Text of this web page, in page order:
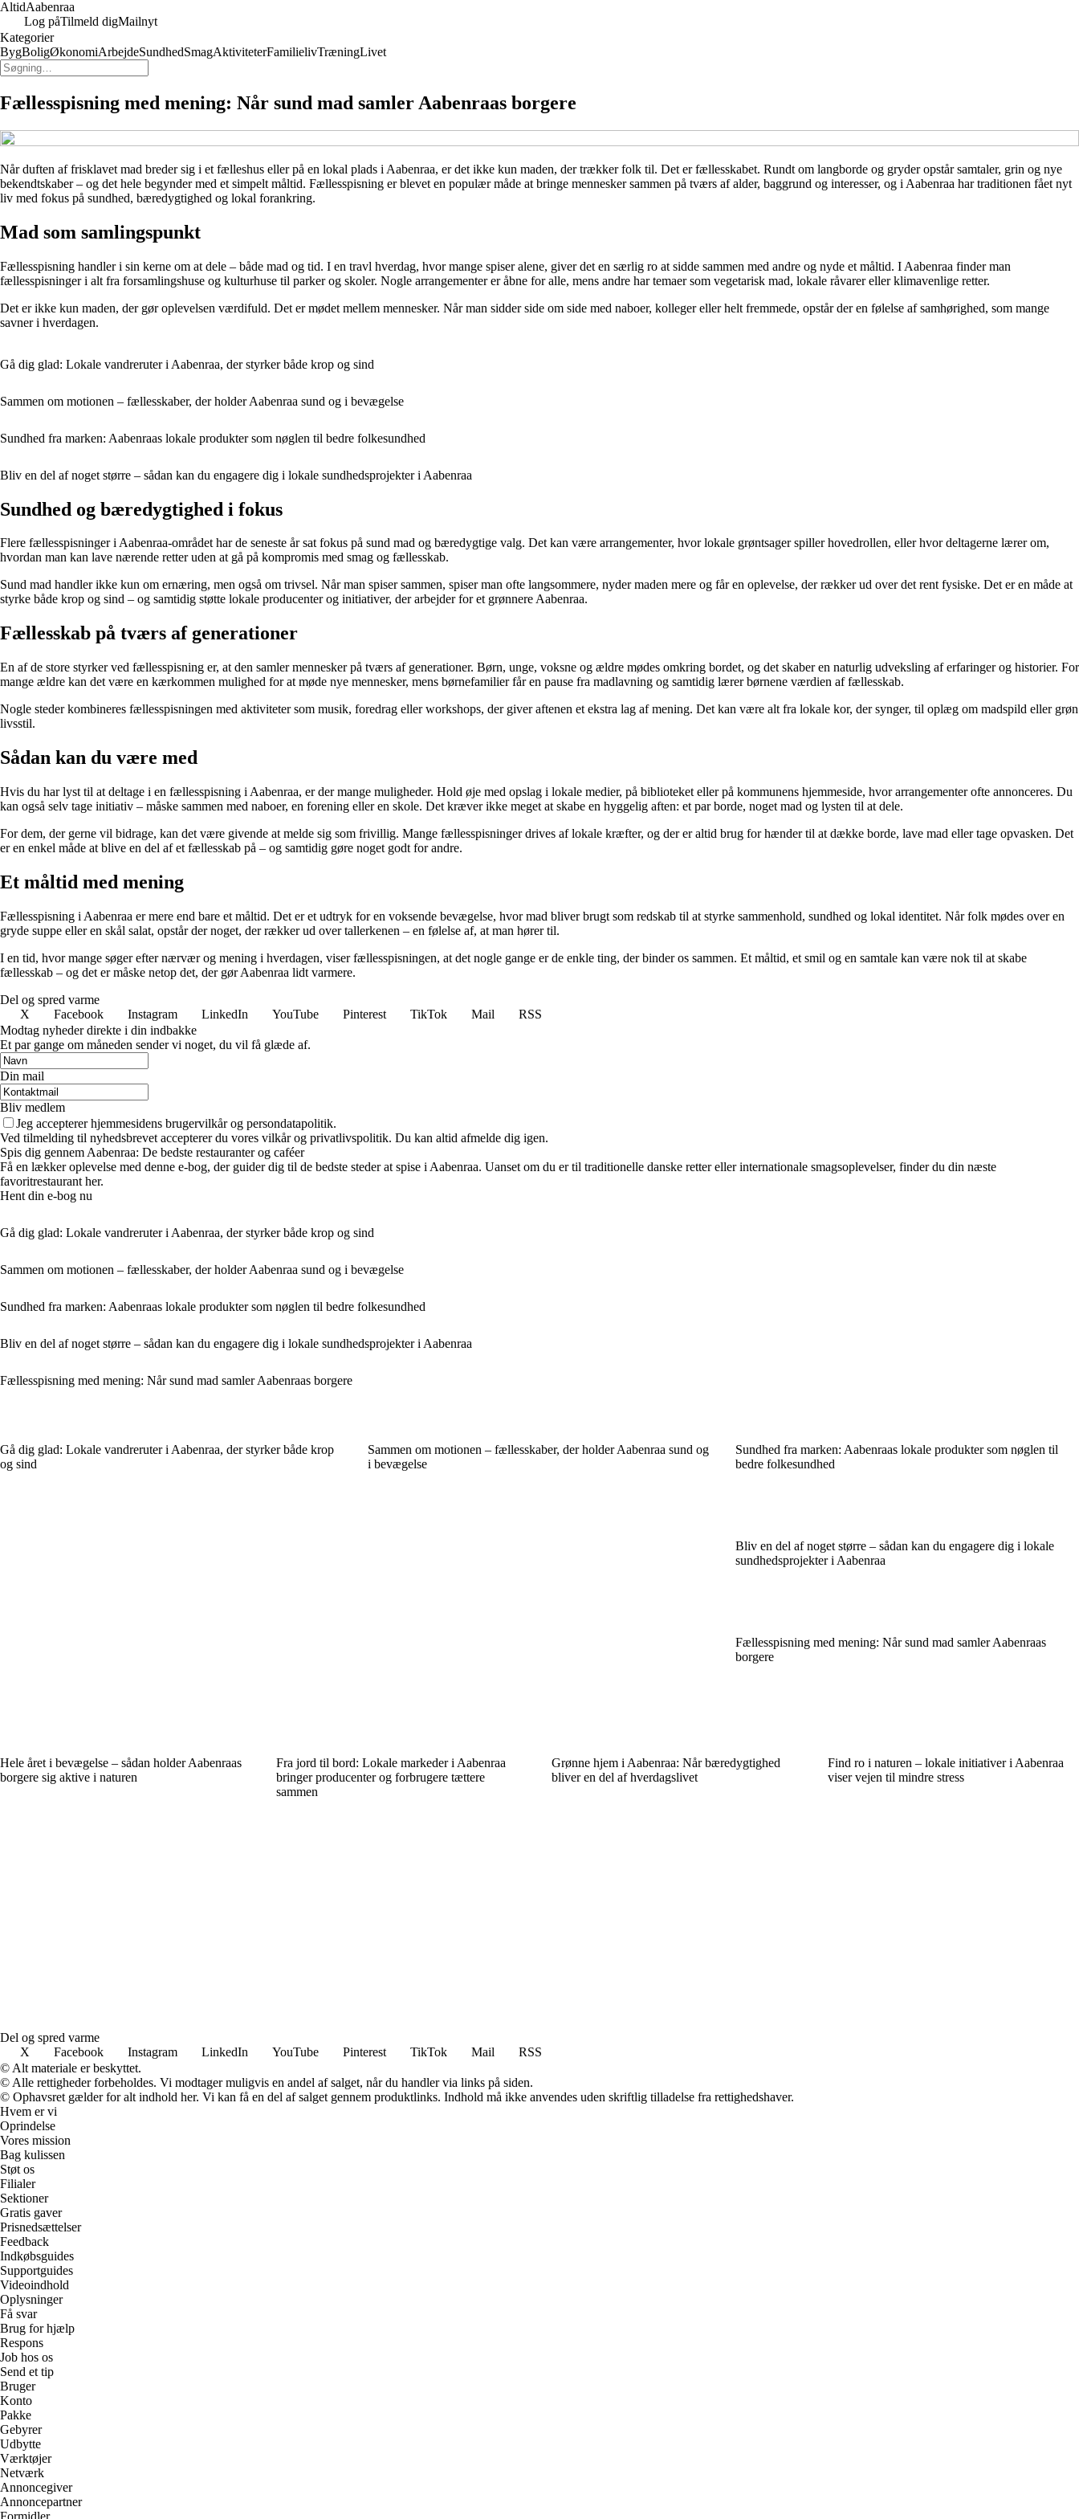
AltidAabenraa
Log påTilmeld digMailnyt
Kategorier
BygBoligØkonomiArbejdeSundhedSmagAktiviteterFamilielivTræningLivet
Fællesspisning med mening: Når sund mad samler Aabenraas borgere
Når duften af frisklavet mad breder sig i et fælleshus eller på en lokal plads i Aabenraa, er det ikke kun maden, der trækker folk til. Det er fællesskabet. Rundt om langborde og gryder opstår samtaler, grin og nye
bekendtskaber – og det hele begynder med et simpelt måltid. Fællesspisning er blevet en populær måde at bringe mennesker sammen på tværs af alder, baggrund og interesser, og i Aabenraa har traditionen fået nyt
liv med fokus på sundhed, bæredygtighed og lokal forankring.
Mad som samlingspunkt
Fællesspisning handler i sin kerne om at dele – både mad og tid. I en travl hverdag, hvor mange spiser alene, giver det en særlig ro at sidde sammen med andre og nyde et måltid. I Aabenraa finder man
fællesspisninger i alt fra forsamlingshuse og kulturhuse til parker og skoler. Nogle arrangementer er åbne for alle, mens andre har temaer som vegetarisk mad, lokale råvarer eller klimavenlige retter.
Det er ikke kun maden, der gør oplevelsen værdifuld. Det er mødet mellem mennesker. Når man sidder side om side med naboer, kolleger eller helt fremmede, opstår der en følelse af samhørighed, som mange
savner i hverdagen.
Gå dig glad: Lokale vandreruter i Aabenraa, der styrker både krop og sind
Sammen om motionen – fællesskaber, der holder Aabenraa sund og i bevægelse
Sundhed fra marken: Aabenraas lokale produkter som nøglen til bedre folkesundhed
Bliv en del af noget større – sådan kan du engagere dig i lokale sundhedsprojekter i Aabenraa
Sundhed og bæredygtighed i fokus
Flere fællesspisninger i Aabenraa-området har de seneste år sat fokus på sund mad og bæredygtige valg. Det kan være arrangementer, hvor lokale grøntsager spiller hovedrollen, eller hvor deltagerne lærer om,
hvordan man kan lave nærende retter uden at gå på kompromis med smag og fællesskab.
Sund mad handler ikke kun om ernæring, men også om trivsel. Når man spiser sammen, spiser man ofte langsommere, nyder maden mere og får en oplevelse, der rækker ud over det rent fysiske. Det er en måde at
styrke både krop og sind – og samtidig støtte lokale producenter og initiativer, der arbejder for et grønnere Aabenraa.
Fællesskab på tværs af generationer
En af de store styrker ved fællesspisning er, at den samler mennesker på tværs af generationer. Børn, unge, voksne og ældre mødes omkring bordet, og det skaber en naturlig udveksling af erfaringer og historier. For
mange ældre kan det være en kærkommen mulighed for at møde nye mennesker, mens børnefamilier får en pause fra madlavning og samtidig lærer børnene værdien af fællesskab.
Nogle steder kombineres fællesspisningen med aktiviteter som musik, foredrag eller workshops, der giver aftenen et ekstra lag af mening. Det kan være alt fra lokale kor, der synger, til oplæg om madspild eller grøn
livsstil.
Sådan kan du være med
Hvis du har lyst til at deltage i en fællesspisning i Aabenraa, er der mange muligheder. Hold øje med opslag i lokale medier, på biblioteket eller på kommunens hjemmeside, hvor arrangementer ofte annonceres. Du
kan også selv tage initiativ – måske sammen med naboer, en forening eller en skole. Det kræver ikke meget at skabe en hyggelig aften: et par borde, noget mad og lysten til at dele.
For dem, der gerne vil bidrage, kan det være givende at melde sig som frivillig. Mange fællesspisninger drives af lokale kræfter, og der er altid brug for hænder til at dække borde, lave mad eller tage opvasken. Det
er en enkel måde at blive en del af et fællesskab på – og samtidig gøre noget godt for andre.
Et måltid med mening
Fællesspisning i Aabenraa er mere end bare et måltid. Det er et udtryk for en voksende bevægelse, hvor mad bliver brugt som redskab til at styrke sammenhold, sundhed og lokal identitet. Når folk mødes over en
gryde suppe eller en skål salat, opstår der noget, der rækker ud over tallerkenen – en følelse af, at man hører til.
I en tid, hvor mange søger efter nærvær og mening i hverdagen, viser fællesspisningen, at det nogle gange er de enkle ting, der binder os sammen. Et måltid, et smil og en samtale kan være nok til at skabe
fællesskab – og det er måske netop det, der gør Aabenraa lidt varmere.
Del og spred varme
X
Facebook Instagram LinkedIn YouTube Pinterest TikTok Mail
RSS
Modtag nyheder direkte i din indbakke
Et par gange om måneden sender vi noget, du vil få glæde af.
Din mail
Bliv medlem
Jeg accepterer hjemmesidens brugervilkår og persondatapolitik.
Ved tilmelding til nyhedsbrevet accepterer du vores vilkår og privatlivspolitik. Du kan altid afmelde dig igen.
Spis dig gennem Aabenraa: De bedste restauranter og caféer
Få en lækker oplevelse med denne e-bog, der guider dig til de bedste steder at spise i Aabenraa. Uanset om du er til traditionelle danske retter eller internationale smagsoplevelser, finder du din næste
favoritrestaurant her.
Hent din e-bog nu
Gå dig glad: Lokale vandreruter i Aabenraa, der styrker både krop og sind
Sammen om motionen – fællesskaber, der holder Aabenraa sund og i bevægelse
Sundhed fra marken: Aabenraas lokale produkter som nøglen til bedre folkesundhed
Bliv en del af noget større – sådan kan du engagere dig i lokale sundhedsprojekter i Aabenraa
Fællesspisning med mening: Når sund mad samler Aabenraas borgere
Gå dig glad: Lokale vandreruter i Aabenraa, der styrker både krop
og sind
Sammen om motionen – fællesskaber, der holder Aabenraa sund og
i bevægelse
Sundhed fra marken: Aabenraas lokale produkter som nøglen til
bedre folkesundhed
Bliv en del af noget større – sådan kan du engagere dig i lokale
sundhedsprojekter i Aabenraa
Fællesspisning med mening: Når sund mad samler Aabenraas
borgere
Hele året i bevægelse – sådan holder Aabenraas
borgere sig aktive i naturen
Fra jord til bord: Lokale markeder i Aabenraa
bringer producenter og forbrugere tættere
sammen
Grønne hjem i Aabenraa: Når bæredygtighed
bliver en del af hverdagslivet
Find ro i naturen – lokale initiativer i Aabenraa
viser vejen til mindre stress
Del og spred varme
X
Facebook Instagram LinkedIn YouTube Pinterest TikTok Mail
RSS
© Alt materiale er beskyttet.
© Alle rettigheder forbeholdes. Vi modtager muligvis en andel af salget, når du handler via links på siden.
© Ophavsret gælder for alt indhold her. Vi kan få en del af salget gennem produktlinks. Indhold må ikke anvendes uden skriftlig tilladelse fra rettighedshaver.
Hvem er vi
Oprindelse
Vores mission
Bag kulissen
Støt os
Filialer
Sektioner
Gratis gaver
Prisnedsættelser
Feedback
Indkøbsguides
Supportguides
Videoindhold
Oplysninger
Få svar
Brug for hjælp
Respons
Job hos os
Send et tip
Bruger
Konto
Pakke
Gebyrer
Udbytte
Værktøjer
Netværk
Annoncegiver
Annoncepartner
Formidler